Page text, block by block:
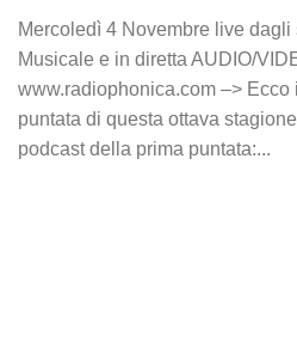
Mercoledì 4 Novembre live
Musicale e in diretta AUDIO/
www.radiophonica.com –> Ecco
puntata di questa ottava
podcast della prima puntata:...